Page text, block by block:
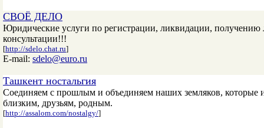
СВОЁ ДЕЛО
Юридические услуги по регистрации, ликвидации,
консультации!!!
[http://sdelo.chat.ru]
E-mail: sdelo@euro.ru
Ташкент ностальгия
Соединяем с прошлым и объединяем наших земляков, которые
близким, друзьям, родным.
[http://assalom.com/nostalgy/]